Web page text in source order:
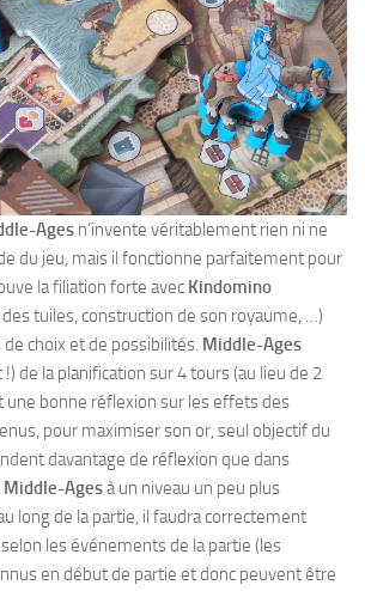
Ages n’invente véritablement rien ni ne
du jeu, mais il fonctionne parfaitement pour
la filiation forte avec Kindomino
tuiles, construction de son royaume, …)
choix et de possibilités. Middle-Ages
de la planification sur 4 tours (au lieu de 2
une bonne réflexion sur les effets des
pour maximiser son or, seul objectif du
davantage de réflexion que dans
Middle-Agesà un niveau un peu plus
long de la partie, il faudra correctement
les événements de la partie (les
en début de partie et donc peuvent être